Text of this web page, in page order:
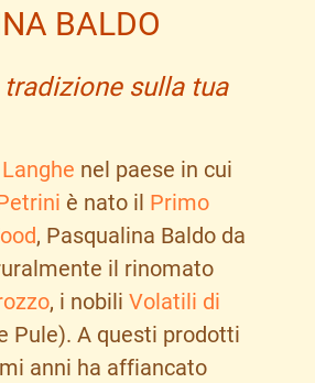
BALDO
sulla tua
Langhe nel paese in cui
è nato il Primo
, Pasqualina Baldo da
il rinomato
, i nobili Volatili di
Pule). A questi prodotti
anni ha affiancato